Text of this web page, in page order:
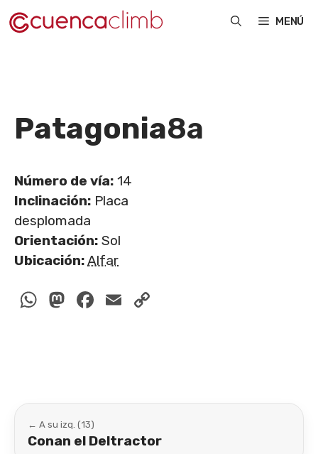
Saltar
al
MENÚ
Patagonia8a
Número de vía: 14
Inclinación: Placa
desplomada
Orientación: Sol
Ubicación:Alfar
WhatsApp
Mastodon
Facebook
Email
← A su izq. (13)
Conan el Deltractor